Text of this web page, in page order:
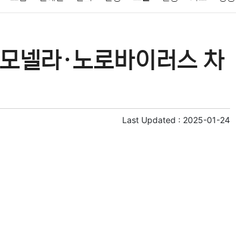
경제 마케팅 부동산 외국어 교육 교통 생활
넬라·노로바이러스 차
Last Updated : 2025-01-24